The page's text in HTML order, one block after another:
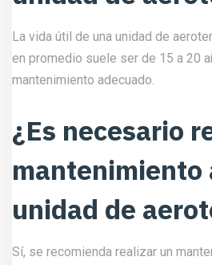
La vida útil de una unidad de
en promedio suele ser de 15 a 20
mantenimiento adecuado.
¿Es necesario
mantenimiento
unidad de
Sí, se recomienda realizar un